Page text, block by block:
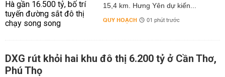
15,4 km. Hưng Yên dự kiến...
QUY HOẠCH 01 phút trước
DXG rút khỏi hai khu đô thị 6.200 tỷ ở Cần Thơ,
Phú Thọ